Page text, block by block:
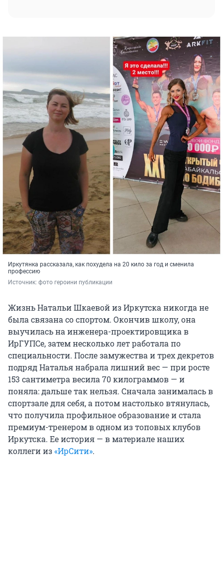
Иркутянка рассказала, как похудела на 20 кило за год и сменила
профессию
Источник: фото героини публикации
Жизнь Натальи Шкаевой из Иркутска никогда не
была связана со спортом. Окончив школу, она
выучилась на инженера-проектировщика в
ИрГУПСе, затем несколько лет работала по
специальности. После замужества и трех декретов
подряд Наталья набрала лишний вес — при росте
153 сантиметра весила 70 килограммов — и
поняла: дальше так нельзя. Сначала занималась в
спортзале для себя, а потом настолько втянулась,
что получила профильное образование и стала
премиум-тренером в одном из топовых клубов
Иркутска. Ее история — в материале наших
коллеги из«ИрСити».